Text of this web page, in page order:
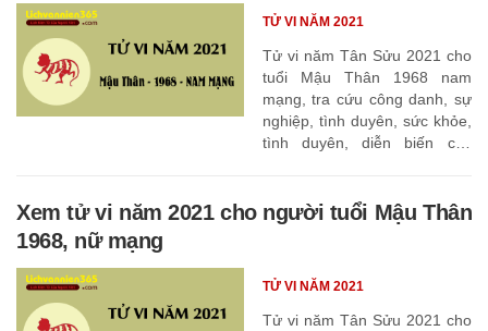
Tử vi năm Tân Sửu 2021 cho
tuổi Mậu Thân 1968 nam
mạng, tra cứu công danh, sự
nghiệp, tình duyên, sức khỏe,
tình duyên, diễn biến các
TỬ VI NĂM 2021
Xem tử vi năm 2021 cho người tuổi Mậu Thân
1968, nữ mạng
Tử vi năm Tân Sửu 2021 cho
TỬ VI NĂM 2021